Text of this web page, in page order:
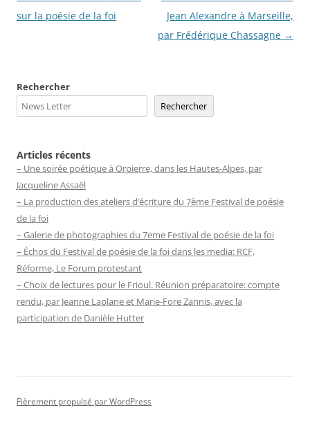
des
sur la poésie de la foi
Jean Alexandre à Marseille,
par Frédérique Chassagne →
Rechercher
Rechercher
Articles récents
– Une soirée poétique à Orpierre, dans les Hautes-Alpes, par
Jacqueline Assaël
– La production des ateliers d’écriture du 7ème Festival de poésie
de la foi
– Galerie de photographies du 7eme Festival de poésie de la foi
– Échos du Festival de poésie de la foi dans les media: RCF,
Réforme, Le Forum protestant
– Choix de lectures pour le Frioul. Réunion préparatoire: compte
rendu, par Jeanne Laplane et Marie-Fore Zannis, avec la
participation de Danièle Hutter
Fièrement propulsé par WordPress